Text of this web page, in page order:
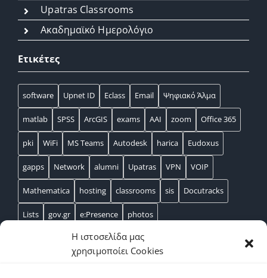
Η ιστοσελίδα μας
χρησιμοποίει Cookies
Upatras Classrooms
Ακαδημαϊκό Ημερολόγιο
Ετικέτες
software Upnet ID Eclass Email Ψηφιακό Άλμα
matlab SPSS ArcGIS exams AAI zoom Office 365
pki WiFi MS Teams Autodesk harica Eudoxus
gapps Network alumni Upatras VPN VOIP
Mathematica hosting classrooms sis Docutracks
Lists gov.gr e:Presence photos
Υπηρεσίες